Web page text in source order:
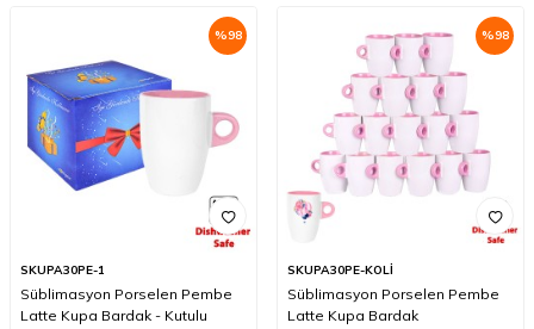
%98
SKUPA30PE-1
Süblimasyon Porselen Pembe
Latte Kupa Bardak - Kutulu
%98
SKUPA30PE-KOLİ
Süblimasyon Porselen Pembe
Latte Kupa Bardak